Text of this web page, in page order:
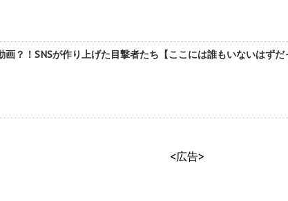
画？！SNSが作り上げた目撃者たち【ここには誰もいないはず
<広告>